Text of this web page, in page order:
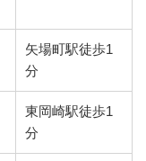
矢場町駅徒歩1
分
東岡崎駅徒歩1
分